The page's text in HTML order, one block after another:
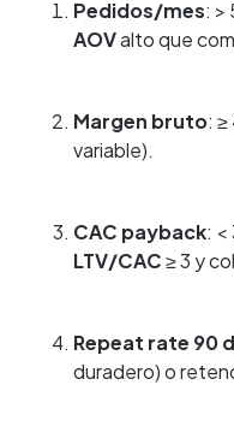
Pedidos/mes: >
AOValto que
Margen bruto:
variable).
CAC payback: <
LTV/CAC≥ 3 y
Repeat rate 90
duradero) o